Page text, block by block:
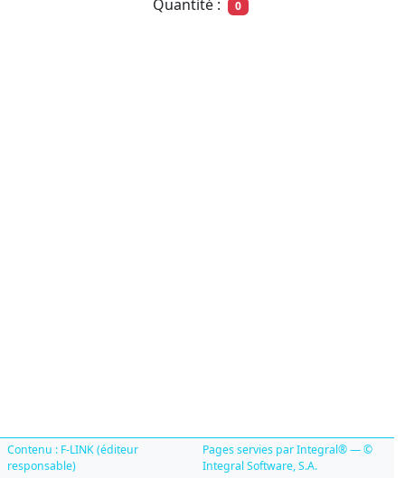
Quantité : 0
Contenu : F-LINK (éditeur
responsable)
Pages servies par Integral® — ©
Integral Software, S.A.